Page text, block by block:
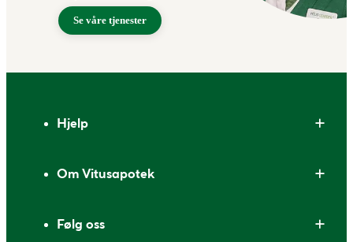
Se våre tjenester
Hjelp
Om Vitusapotek
Følg oss